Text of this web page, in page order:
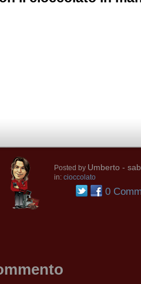
Posted by Umberto -
in: cioccolato
0